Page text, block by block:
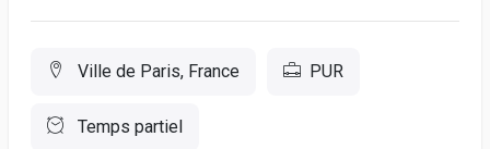
Ville de Paris, France PUR
Temps partiel